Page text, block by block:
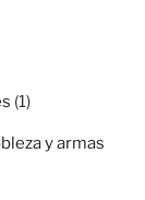
(1)
y armas